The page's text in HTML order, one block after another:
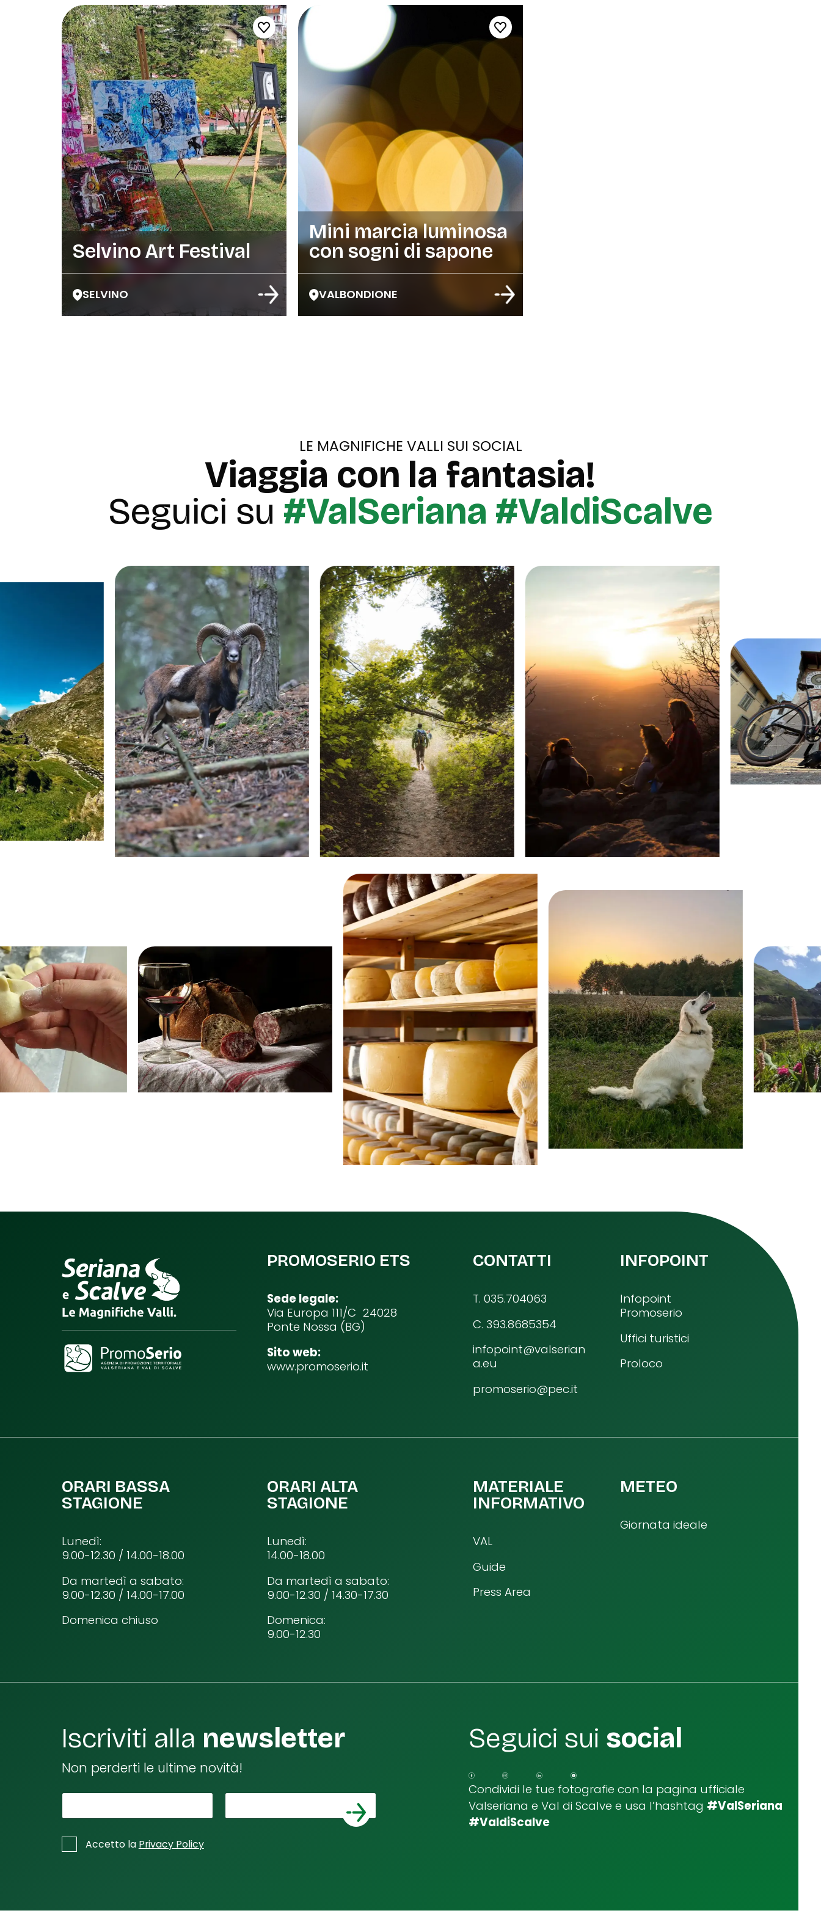
Selvino Art Festival
SELVINO
Mini marcia luminosa
con sogni di sapone
VALBONDIONE
LE MAGNIFICHE VALLI SUI SOCIAL
Viaggia con la fantasia!
Seguici su #ValSeriana #ValdiScalve
PROMOSERIO ETS
Sede legale:
Via Europa 111/C 24028
Ponte Nossa (BG)
Sito web:
www.promoserio.it
CONTATTI
T. 035.704063
C. 393.8685354
infopoint@valserian
a.eu
promoserio@pec.it
INFOPOINT
Infopoint
Promoserio
Uffici turistici
Proloco
ORARI BASSA
STAGIONE
Lunedì:
9.00-12.30 / 14.00-18.00
Da martedì a sabato:
9.00-12.30 / 14.00-17.00
Domenica chiuso
ORARI ALTA
STAGIONE
Lunedì:
14.00-18.00
Da martedì a sabato:
9.00-12.30 / 14.30-17.30
Domenica:
9.00-12.30
MATERIALE
INFORMATIVO
VAL
Guide
Press Area
METEO
Giornata ideale
Iscriviti alla newsletter
Non perderti le ultime novità!
C
a
e
* Accetto la Privacy Policy
Seguici sui social
Condividi le tue fotografie con la pagina ufficiale
Valseriana e Val di Scalve e usa l’hashtag #ValSeriana
#ValdiScalve